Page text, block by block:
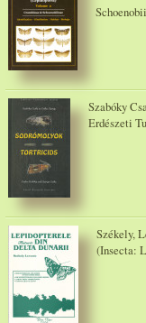
Szabóky
Erdészeti
Székely,
(Insecta: